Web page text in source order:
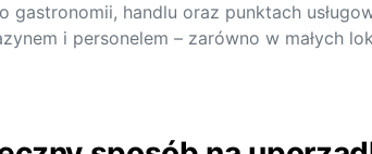
gastronomii, handlu oraz punktach
i personelem – zarówno w małych